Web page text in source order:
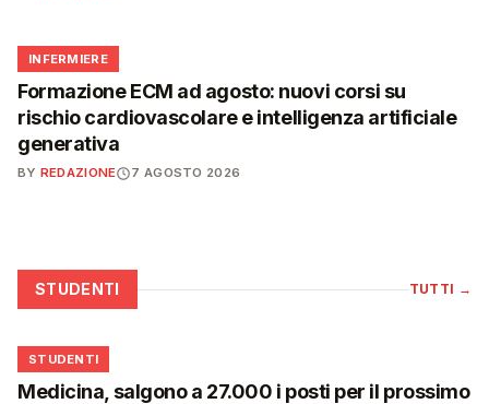
🩺
INFERMIERE
Formazione ECM ad agosto: nuovi corsi su
rischio cardiovascolare e intelligenza artificiale
generativa
BY REDAZIONE 7 AGOSTO 2026
STUDENTI TUTTI →
🎓
STUDENTI
Medicina, salgono a 27.000 i posti per il prossimo